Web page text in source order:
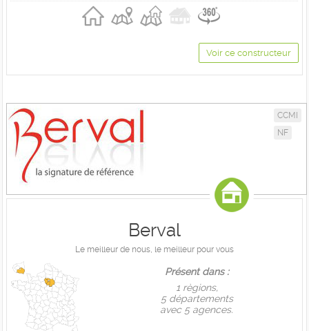
Voir ce constructeur
CCMI
NF
Berval
Le meilleur de nous, le meilleur pour vous
Présent dans :
1 règions,
5 départements
avec 5 agences.